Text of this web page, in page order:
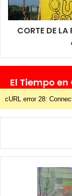
CORTE DE LA
El Tiempo
cURL error 28: